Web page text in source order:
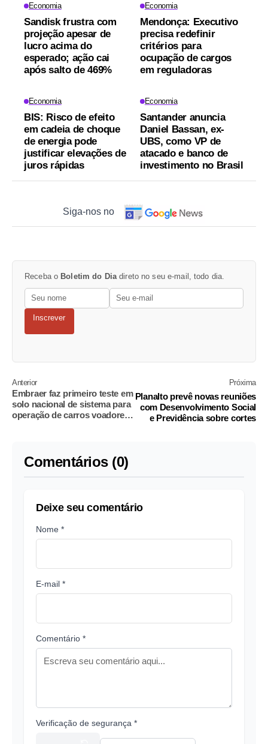
Economia
Sandisk frustra com
projeção apesar de
lucro acima do
esperado; ação cai
após salto de 469%
Economia
Mendonça: Executivo
precisa redefinir
critérios para
ocupação de cargos
em reguladoras
Economia
BIS: Risco de efeito
em cadeia de choque
de energia pode
justificar elevações de
juros rápidas
Economia
Santander anuncia
Daniel Bassan, ex-
UBS, como VP de
atacado e banco de
investimento no Brasil
Siga-nos no
Receba o Boletim do Diadireto no seu e-mail, todo dia.
Inscrever
Anterior
Embraer faz primeiro teste em
solo nacional de sistema para
operação de carros voadores
Próxima
Planalto prevê novas reuniões
com Desenvolvimento Social
e Previdência sobre cortes
Comentários (0)
Deixe seu comentário
Nome *
E-mail *
Comentário *
Verificação de segurança *